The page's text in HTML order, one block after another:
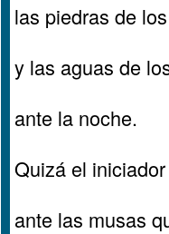
las piedras de
y las aguas de
ante la noche.
Quizá el
ante las musas